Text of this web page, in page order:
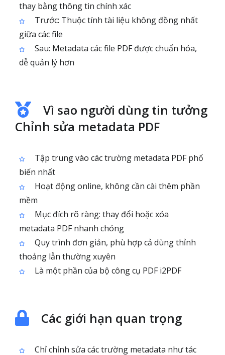
thay bằng thông tin chính xác
Trước: Thuộc tính tài liệu không đồng nhất
giữa các file
Sau: Metadata các file PDF được chuẩn hóa,
dễ quản lý hơn
Vì sao người dùng tin tưởng
Chỉnh sửa metadata PDF
Tập trung vào các trường metadata PDF phổ
biến nhất
Hoạt động online, không cần cài thêm phần
mềm
Mục đích rõ ràng: thay đổi hoặc xóa
metadata PDF nhanh chóng
Quy trình đơn giản, phù hợp cả dùng thỉnh
thoảng lẫn thường xuyên
Là một phần của bộ công cụ PDF i2PDF
Các giới hạn quan trọng
Chỉ chỉnh sửa các trường metadata như tác